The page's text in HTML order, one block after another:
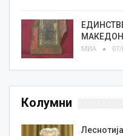
МИА
Колумни